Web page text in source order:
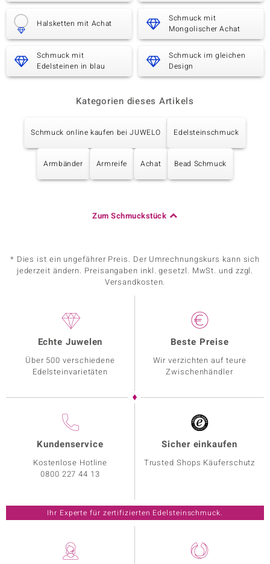
Halsketten mit Achat
Schmuck mit
Mongolischer Achat
Schmuck mit
Edelsteinen in blau
Schmuck im gleichen
Design
Kategorien dieses Artikels
Schmuck online kaufen bei JUWELO Edelsteinschmuck
Armbänder Armreife Achat Bead Schmuck
Zum Schmuckstück
* Dies ist ein ungefährer Preis. Der Umrechnungskurs kann sich
jederzeit ändern. Preisangaben inkl. gesetzl. MwSt. und zzgl.
Versandkosten.
Echte Juwelen
Über 500 verschiedene
Edelsteinvarietäten
Beste Preise
Wir verzichten auf teure
Zwischenhändler
Kundenservice
Kostenlose Hotline
0800 227 44 13
Sicher einkaufen
Trusted Shops Käuferschutz
Ihr Experte für zertifizierten Edelsteinschmuck.